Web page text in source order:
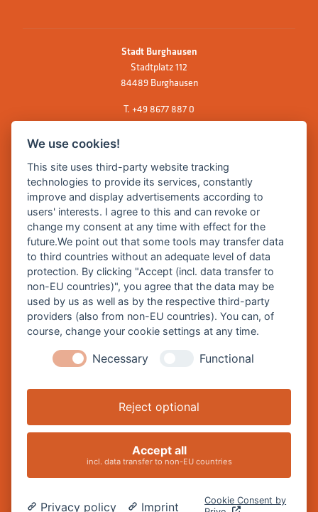
Stadt Burghausen
Stadtplatz 112
84489 Burghausen
T. +49 8677 887 0
E Mail:
Zentrale Webseite der Stadt Burghausen:
www.burghausen.de
Burghausen in leichter Sprache
So funktioniert burghausen.de
Inhalte von burghausen.de
Datenschutz
Barrierefreiheitserklärung
Cookie-Einstellungen ändern
We use cookies!
This site uses third-party website tracking
technologies to provide its services, constantly
improve and display advertisements according to
users' interests. I agree to this and can revoke or
change my consent at any time with effect for the
future.We point out that some tools may transfer data
to third countries without an adequate level of data
protection. By clicking "Accept (incl. data transfer to
non-EU countries)", you agree that the data may be
used by us as well as by the respective third-party
providers (also from non-EU countries). You can, of
course, change your cookie settings at any time.
Necessary Functional
Reject optional
Accept all
incl. data transfer to non-EU countries
Privacy policy Imprint
Cookie Consent by